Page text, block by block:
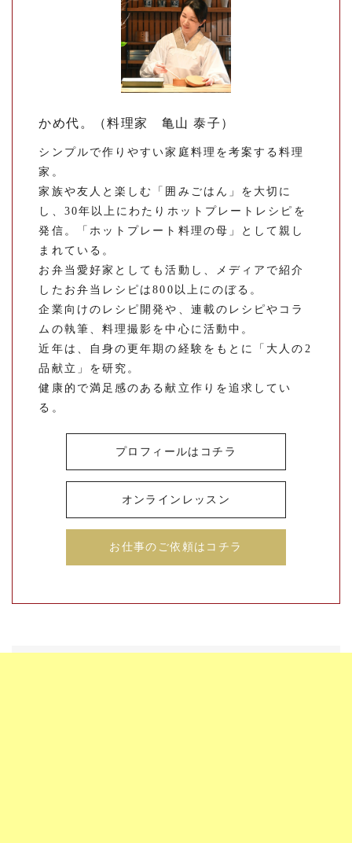
かめ代。（料理家 亀山 泰子）
シンプルで作りやすい家庭料理を考案する料理
家。
家族や友人と楽しむ「囲みごはん」を大切に
し、30年以上にわたりホットプレートレシピを
発信。「ホットプレート料理の母」として親し
まれている。
お弁当愛好家としても活動し、メディアで紹介
したお弁当レシピは800以上にのぼる。
企業向けのレシピ開発や、連載のレシピやコラ
ムの執筆、料理撮影を中心に活動中。
近年は、自身の更年期の経験をもとに「大人の2
品献立」を研究。
健康的で満足感のある献立作りを追求してい
る。
プロフィールはコチラ
オンラインレッスン
お仕事のご依頼はコチラ